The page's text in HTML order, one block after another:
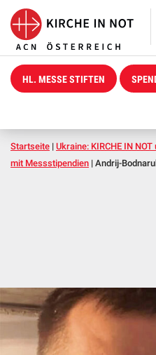
HL. MESSE STIFTEN
Startseite | Ukraine: KIRCHE IN
mit Messstipendien | Andrij-